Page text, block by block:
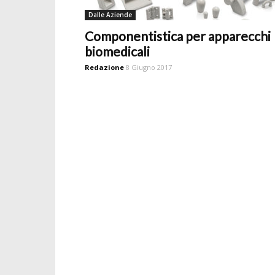
Dalle Aziende
Componentistica per apparecchi
biomedicali
Redazione 8 Giugno 2017